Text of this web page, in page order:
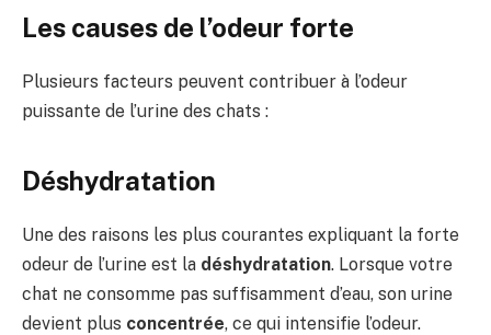
Les causes de l’odeur forte
Plusieurs facteurs peuvent contribuer à l’odeur
puissante de l’urine des chats :
Déshydratation
Une des raisons les plus courantes expliquant la forte
odeur de l’urine est la déshydratation. Lorsque votre
chat ne consomme pas suffisamment d’eau, son urine
devient plus concentrée, ce qui intensifie l’odeur.